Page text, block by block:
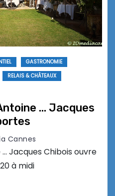
GASTRONOMIE
RELAIS & CHÂTEAUX
… Jacques
Cannes
Jacques Chibois ouvre
à midi